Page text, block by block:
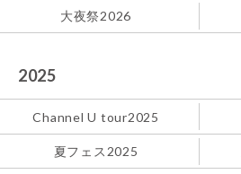
大夜祭2026
2025
Channel U tour2025
夏フェス2025